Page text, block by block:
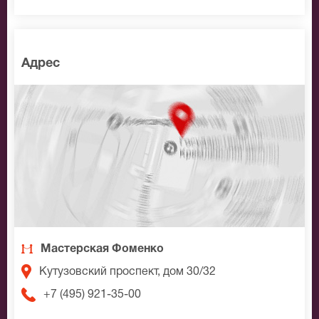
Адрес
Мастерская Фоменко
Кутузовский проспект, дом 30/32
+7 (495) 921-35-00